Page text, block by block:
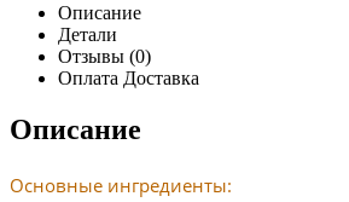
Описание
Детали
Отзывы (0)
Оплата Доставка
Описание
Основные ингредиенты: